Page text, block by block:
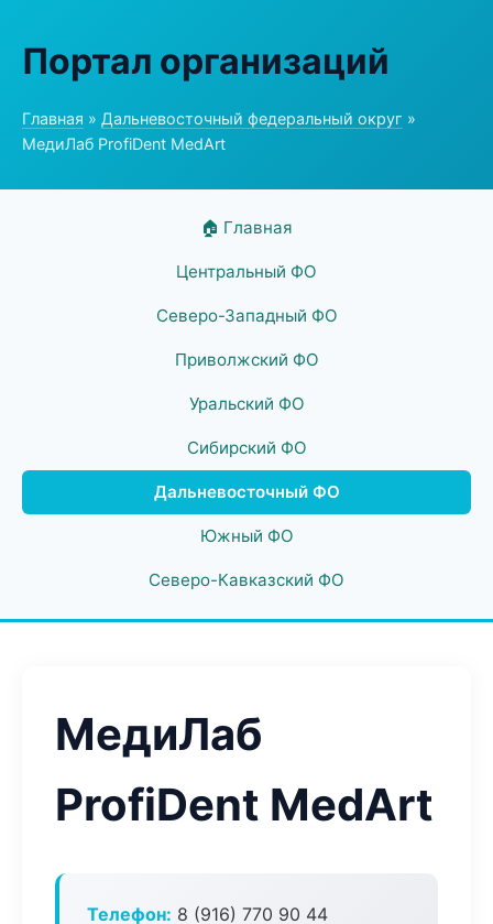
Портал организаций
Главная » Дальневосточный федеральный округ »
МедиЛаб ProfiDent MedArt
🏠 Главная
Центральный ФО
Северо-Западный ФО
Приволжский ФО
Уральский ФО
Сибирский ФО
Дальневосточный ФО
Южный ФО
Северо-Кавказский ФО
МедиЛаб
ProfiDent MedArt
Телефон: 8 (916) 770 90 44